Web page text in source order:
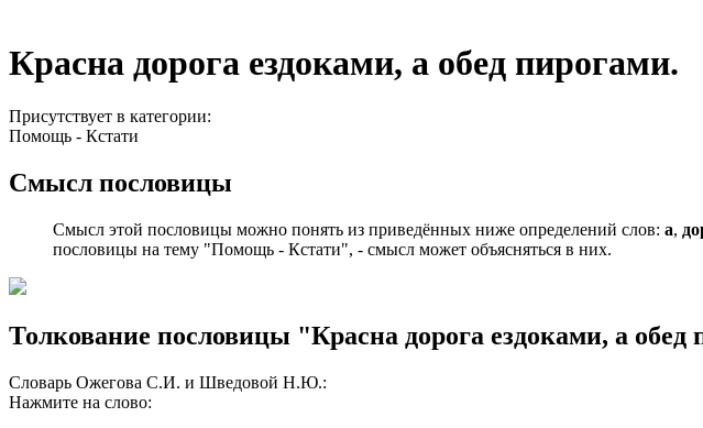
Красна дорога ездоками, а обед пирогами.
Присутствует в категории:
Помощь - Кстати
Смысл пословицы
Смысл этой пословицы можно понять из приведённых ниже определений слов: а,
пословицы на тему "Помощь - Кстати", - смысл может объясняться в них.
Толкование пословицы "Красна дорога ездоками, а
Словарь Ожегова С.И. и Шведовой Н.Ю.:
Нажмите на слово: